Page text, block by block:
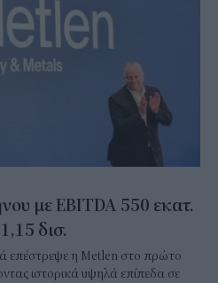
με EBITDA 550 εκατ.
δισ.
επέστρεψε η Metlen στο πρώτο
ιστορικά υψηλά επίπεδα σε